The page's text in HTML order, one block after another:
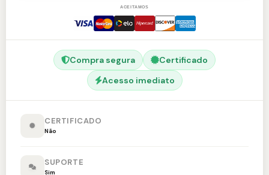
ACEITAMOS
Compra segura
Certificado
Acesso imediato
CERTIFICADO
Não
SUPORTE
Sim